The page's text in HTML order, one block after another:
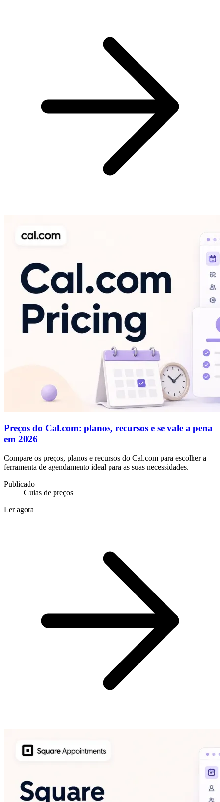
Preços do Cal.com: planos, recursos e se vale a pena
em 2026
Compare os preços, planos e recursos do Cal.com para escolher a
ferramenta de agendamento ideal para as suas necessidades.
Publicado
Guias de preços
Ler agora